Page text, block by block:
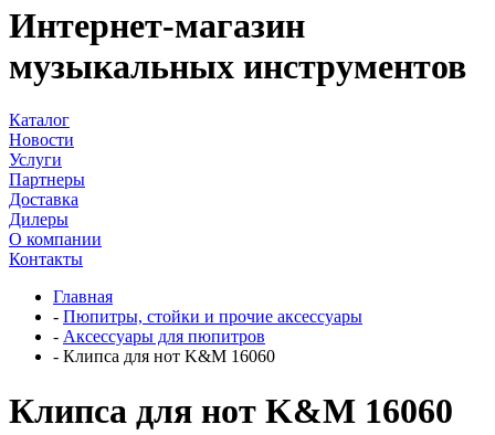
Интернет-магазин
музыкальных инструментов
Каталог
Новости
Услуги
Партнеры
Доставка
Дилеры
О компании
Контакты
Главная
- Пюпитры, стойки и прочие аксессуары
- Аксессуары для пюпитров
- Клипса для нот K&M 16060
Клипса для нот K&M 16060